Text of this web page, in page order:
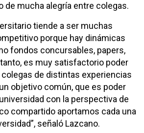
de mucha alegría entre colegas.
tiende a ser muchas
porque hay dinámicas
fondos concursables, papers,
es muy satisfactorio poder
de distintas experiencias
objetivo común, que es poder
con la perspectiva de
compartido aportamos cada una
señaló Lazcano.